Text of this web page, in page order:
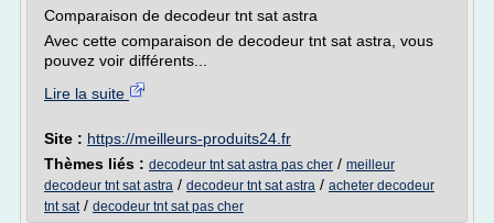
Comparaison de decodeur tnt sat astra
Avec cette comparaison de decodeur tnt sat astra, vous
pouvez voir différents...
Lire la suite
Site : https://meilleurs-produits24.fr
Thèmes liés : decodeur tnt sat astra pas cher / meilleur
decodeur tnt sat astra / decodeur tnt sat astra / acheter decodeur
tnt sat/ decodeur tnt sat pas cher